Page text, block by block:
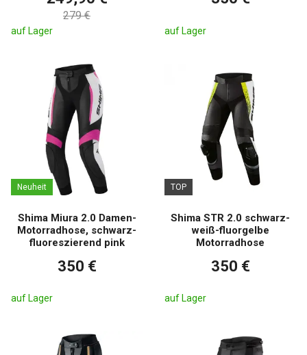
279 €
auf Lager auf Lager
Neuheit
Shima Miura 2.0 Damen-
Motorradhose, schwarz-
fluoreszierend pink
350 €
auf Lager
TOP
Shima STR 2.0 schwarz-
weiß-fluorgelbe
Motorradhose
350 €
auf Lager